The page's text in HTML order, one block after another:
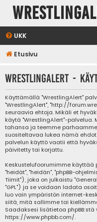
UKK
Etusivu
WrestlingAlert -
Käyttämällä "WrestlingAlert"
"WrestlingAlert", "http://
seuraavia ehtoja. Mikäli et
käytä "WrestlingAlert"-
tahansa ja teemme
suositeltavaa lukea nämä
palvelun käyttö vaatii että
päivitetty tai korjattu.
Keskustelufoorumimme käyttää
"heidät", "heidän", "phpBB-
Tiimit"), joka on julkaistu "
"GPL") ja se voidaan ladata
luo vain ympäristön internet-
siitä, mitä sallimme tai
Saadaksesi lisätietoa
https://www.phpbb.com/.